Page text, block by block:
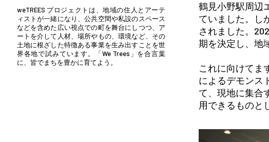
weTREES プロジェクトは、地域の住人とアーテ
ィストが一緒になり、公共空間や私設のスペース
などを含めた広い視点での町を舞台にしつつ、ア
ートを介して人材、場所やもの、環境など、その
土地に根ざした特徴ある事業を生み出すことを世
界各地で試みています。「We Trees」を合言葉
に、皆でまちを豊かに育てよう。
鶴見小野駅周辺
ていました。し
されました。
期を決定し、地
これに向けてま
によるデモンス
て、現地に集合
用できるものと